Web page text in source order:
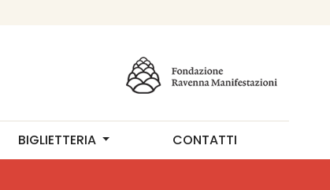
BIGLIETTERIA CONTATTI